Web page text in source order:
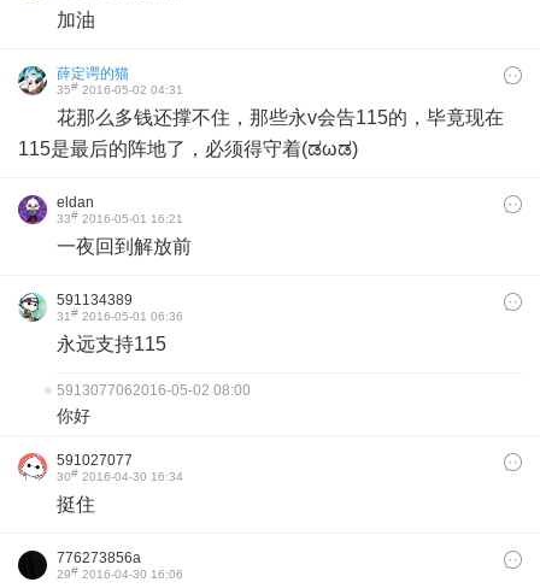
加油
薛定谔的猫
35# 2016-05-02 04:31
花那么多钱还撑不住，那些永v会告115的，毕竟现在
115是最后的阵地了，必须得守着(ಡωಡ)
eldan
33# 2016-05-01 16:21
一夜回到解放前
591134389
31# 2016-05-01 06:36
永远支持115
5913077062016-05-02 08:00
你好
591027077
30# 2016-04-30 16:34
挺住
776273856a
29# 2016-04-30 16:06